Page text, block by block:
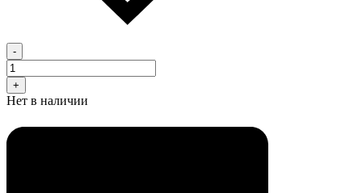
-
+
Нет в наличии